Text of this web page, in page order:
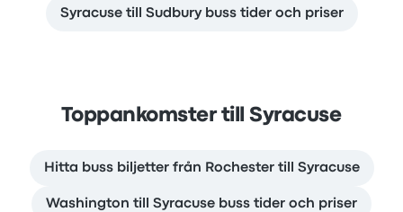
Syracuse till Sudbury buss tider och priser
Toppankomster till Syracuse
Hitta buss biljetter från Rochester till Syracuse
Washington till Syracuse buss tider och priser